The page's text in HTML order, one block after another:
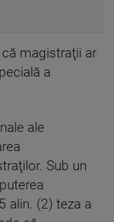
magistraţii ar
a
ale
Sub un
alin. (2) teza a